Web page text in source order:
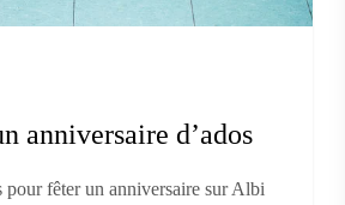
anniversaire d’ados
pour fêter un anniversaire sur Albi